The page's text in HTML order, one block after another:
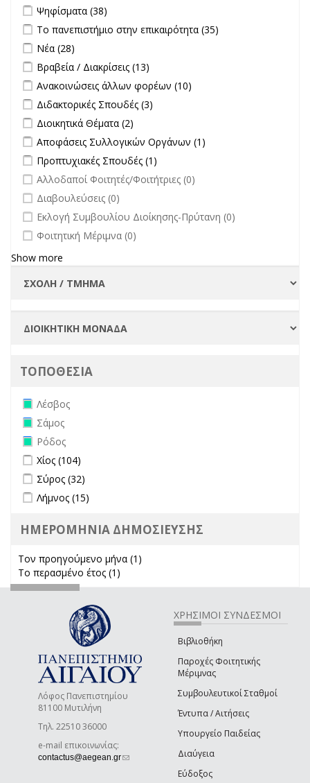
Apply Ψηφίσματα filter
Ψηφίσματα (38)
Apply Το πανεπιστήμιο στην επικαιρότητα filter
Το πανεπιστήμιο στην επικαιρότητα (35)
Apply Νέα filter
Νέα (28)
Apply Βραβεία / Διακρίσεις filter
Βραβεία / Διακρίσεις (13)
Apply Ανακοινώσεις άλλων φορέων filter
Ανακοινώσεις άλλων φορέων (10)
Apply Διδακτορικές Σπουδές filter
Διδακτορικές Σπουδές (3)
Apply Διοικητικά Θέματα filter
Διοικητικά Θέματα (2)
Apply Αποφάσεις Συλλογικών Οργάνων filter
Αποφάσεις Συλλογικών Οργάνων (1)
Apply Προπτυχιακές Σπουδές filter
Προπτυχιακές Σπουδές (1)
undefined
Αλλοδαποί Φοιτητές/Φοιτήτριες (0)
undefined
Διαβουλεύσεις (0)
undefined
Εκλογή Συμβουλίου Διοίκησης-Πρύτανη (0)
undefined
Φοιτητική Μέριμνα (0)
Show more
ΤΟΠΟΘΕΣΙΑ
Remove Λέσβος filter
Λέσβος
Remove Σάμος filter
Σάμος
Remove Ρόδος filter
Ρόδος
Apply Χίος filter
Χίος (104)
Apply Σύρος filter
Σύρος (32)
Apply Λήμνος filter
Λήμνος (15)
ΗΜΕΡΟΜΗΝΙΑ ΔΗΜΟΣΙΕΥΣΗΣ
Τον προηγούμενο μήνα (1)
Το περασμένο έτος (1)
Λόφος Πανεπιστημίου
81100 Μυτιλήνη
Τηλ. 22510 36000
e-mail επικοινωνίας:
contactus@aegean.gr(link sends e-mail)
ΧΡΗΣΙΜΟΙ ΣΥΝΔΕΣΜΟΙ
Βιβλιοθήκη
Παροχές Φοιτητικής
Μέριμνας
Συμβουλευτικοί Σταθμοί
Έντυπα / Αιτήσεις
Υπουργείο Παιδείας
Διαύγεια
Εύδοξος